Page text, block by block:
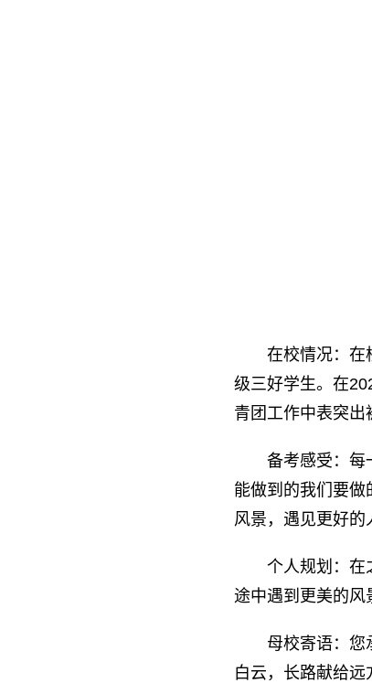
在校情况：在
级三好学生。在
青团工作中表突出
备考感受：每
能做到的我们要
风景，遇见更好的
个人规划：在
途中遇到更美的风
母校寄语：您
白云，长路献给远